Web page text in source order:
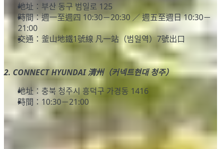
地址：부산 동구 범일로 125
時間：週一至週四 10:30－20:30 ／ 週五至週日 10:30－
21:00
交通：釜山地鐵1號線 凡一站（범일역）7號出口
2. CONNECT HYUNDAI 清州（커넥트현대 청주）
地址：충북 청주시 흥덕구 가경동 1416
時間：10:30－21:00